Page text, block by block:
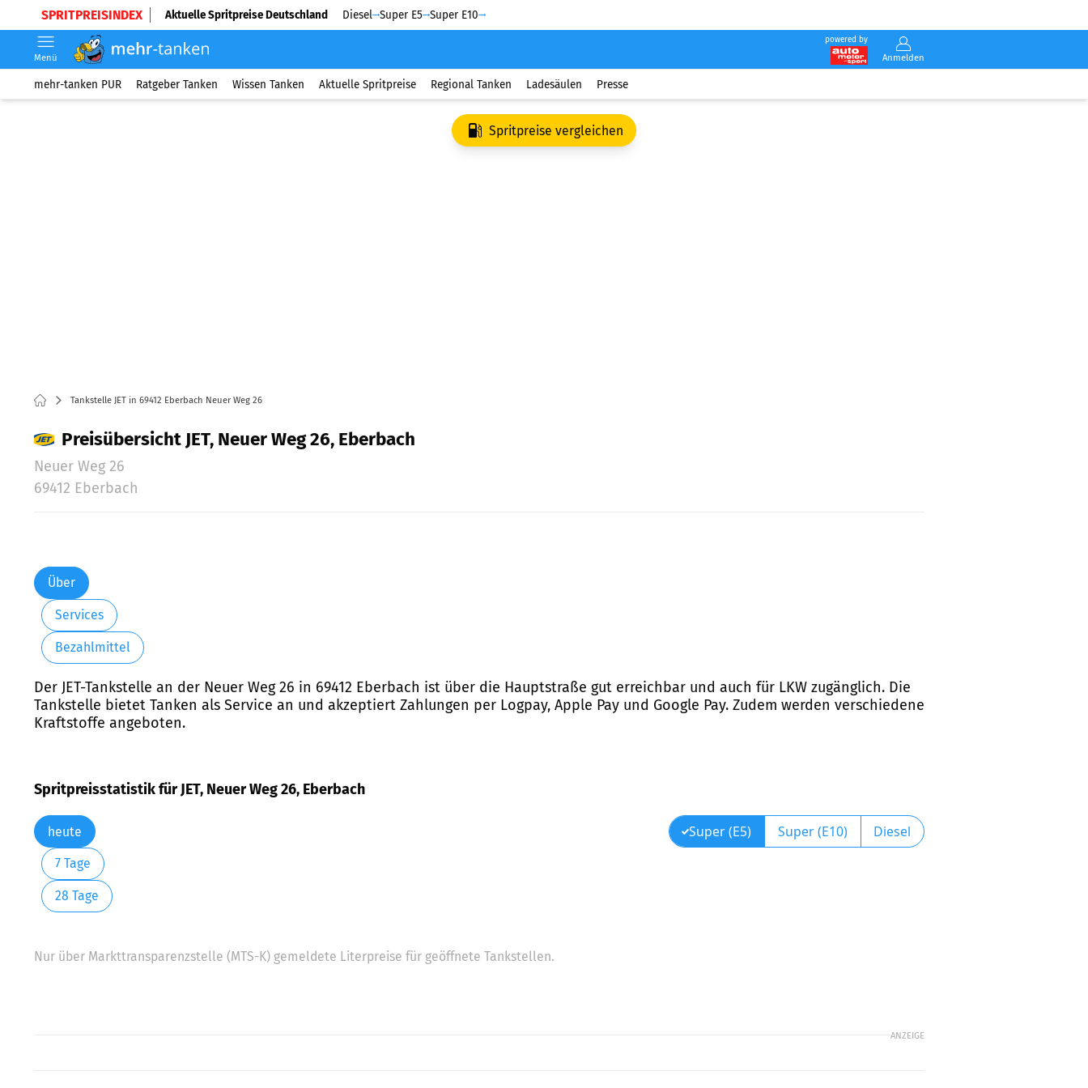
SPRITPREISINDEX Aktuelle Spritpreise Deutschland Diesel Super E5 Super E10
powered by
Anmelden
Menü
mehr-tanken PUR Ratgeber Tanken Wissen Tanken Aktuelle Spritpreise Regional Tanken Ladesäulen Presse
Spritpreise vergleichen
Tankstelle JET in 69412 Eberbach Neuer Weg 26
Preisübersicht JET, Neuer Weg 26, Eberbach
Neuer Weg 26
69412 Eberbach
Über
Services
Bezahlmittel
Der JET-Tankstelle an der Neuer Weg 26 in 69412 Eberbach ist über die Hauptstraße gut erreichbar und auch für LKW zugänglich. Die
Tankstelle bietet Tanken als Service an und akzeptiert Zahlungen per Logpay, Apple Pay und Google Pay. Zudem werden verschiedene
Kraftstoffe angeboten.
Spritpreisstatistik für JET, Neuer Weg 26, Eberbach
heute
7 Tage
28 Tage
Super (E5) Super (E10) Diesel
Nur über Markttransparenzstelle (MTS-K) gemeldete Literpreise für geöffnete Tankstellen.
ANZEIGE